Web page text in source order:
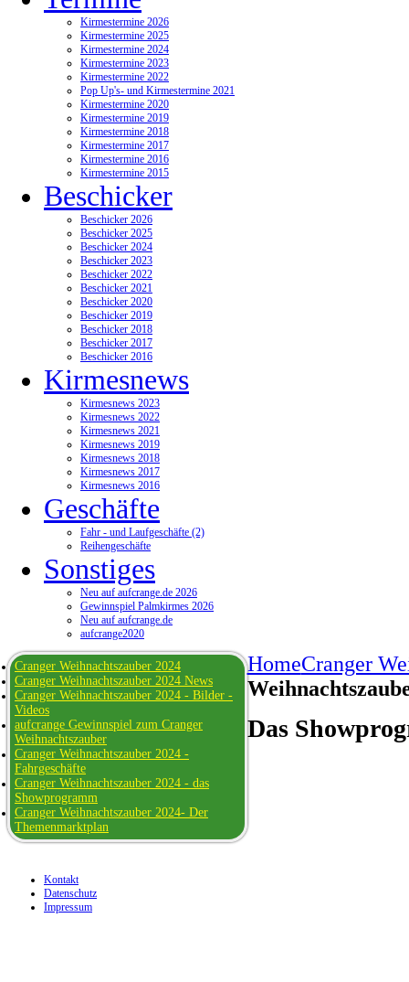
Kirmestermine 2026
Kirmestermine 2025
Kirmestermine 2024
Kirmestermine 2023
Kirmestermine 2022
Pop Up's- und Kirmestermine 2021
Kirmestermine 2020
Kirmestermine 2019
Kirmestermine 2018
Kirmestermine 2017
Kirmestermine 2016
Kirmestermine 2015
Beschicker
Beschicker 2026
Beschicker 2025
Beschicker 2024
Beschicker 2023
Beschicker 2022
Beschicker 2021
Beschicker 2020
Beschicker 2019
Beschicker 2018
Beschicker 2017
Beschicker 2016
Kirmesnews
Kirmesnews 2023
Kirmesnews 2022
Kirmesnews 2021
Kirmesnews 2019
Kirmesnews 2018
Kirmesnews 2017
Kirmesnews 2016
Geschäfte
Fahr - und Laufgeschäfte (2)
Reihengeschäfte
Sonstiges
Neu auf aufcrange.de 2026
Gewinnspiel Palmkirmes 2026
Neu auf aufcrange.de
aufcrange2020
HomeCranger
Das
Cranger Weihnachtszauber 2024
Cranger Weihnachtszauber 2024 News
Cranger Weihnachtszauber 2024 - Bilder -
Videos
aufcrange Gewinnspiel zum Cranger
Weihnachtszauber
Cranger Weihnachtszauber 2024 -
Fahrgeschäfte
Cranger Weihnachtszauber 2024 - das
Showprogramm
Cranger Weihnachtszauber 2024- Der
Themenmarktplan
Kontakt
Datenschutz
Impressum